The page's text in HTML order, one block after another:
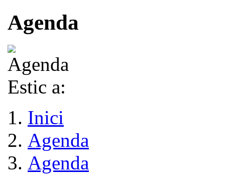
Agenda
Estic a:
Inici
Agenda
Agenda